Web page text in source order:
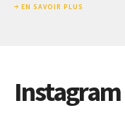
EN SAVOIR PLUS
Instagram